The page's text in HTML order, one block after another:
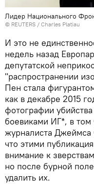
Лидер Национального
© REUTERS / Charles Platiau
И это не
недель назад
депутатской
"распространении
Пен стала
как в декабре 2015
фотографии
боевиками ИГ*, в том
журналиста Джеймса
что этими
внимание к
но после бурной
удалить их.